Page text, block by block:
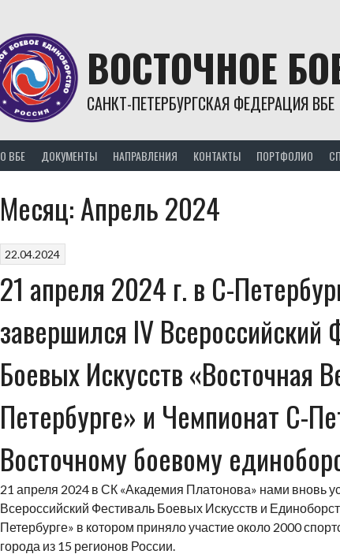
ВОСТОЧНОЕ
САНКТ-ПЕТЕРБУРГСКАЯ ФЕДЕРАЦИЯ ВБЕ
О ВБЕ ДОКУМЕНТЫ НАПРАВЛЕНИЯ КОНТАКТЫ ПОРТФОЛИО
Месяц:Апрель 2024
22.04.2024
21 апреля 2024 г. в С-
завершился IV Всероссийский
Боевых Искусств «Восточная
Петербурге» и Чемпионат С-
Восточному боевому
21 апреля 2024 в СК «Академия Платонова» нами вновь
Всероссийский Фестиваль Боевых Искусств и
Петербурге» в котором приняло участие около 2000
города из 15 регионов России.